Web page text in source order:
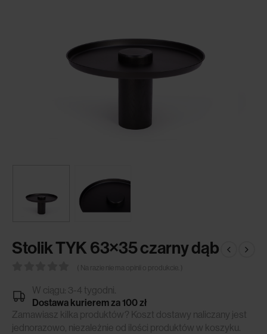
Stolik TYK 63×35 czarny dąb
( Na razie nie ma opinii o produkcie. )
W ciągu: 3-4 tygodni.
Dostawa kurierem za 100 zł
Zamawiasz kilka produktów? Koszt dostawy naliczany jest
jednorazowo, niezależnie od ilości produktów w koszyku.